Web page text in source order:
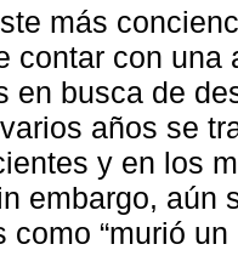
más
contar con
en busca de
años se
y en los
embargo, aún
como “murió